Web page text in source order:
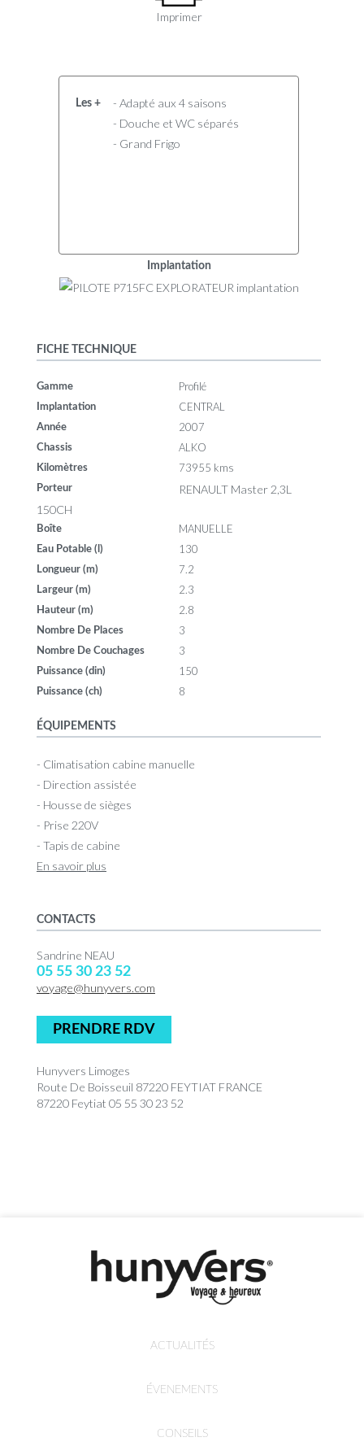
Imprimer
Les +
- Adapté aux 4 saisons
- Douche et WC séparés
- Grand Frigo
Implantation
FICHE TECHNIQUE
Gamme Profilé
Implantation CENTRAL
Année 2007
Chassis ALKO
Kilomètres 73955 kms
Porteur
RENAULT Master 2,3L
150CH
Boîte MANUELLE
Eau Potable (l) 130
Longueur (m) 7.2
Largeur (m) 2.3
Hauteur (m) 2.8
Nombre De Places 3
Nombre De Couchages 3
Puissance (din) 150
Puissance (ch) 8
ÉQUIPEMENTS
- Climatisation cabine manuelle
- Direction assistée
- Housse de sièges
- Prise 220V
- Tapis de cabine
En savoir plus
CONTACTS
Sandrine NEAU
05 55 30 23 52
voyage@hunyvers.com
PRENDRE RDV
Hunyvers Limoges
Route De Boisseuil 87220 FEYTIAT FRANCE
87220 Feytiat 05 55 30 23 52
ACTUALITÉS
ÉVENEMENTS
CONSEILS